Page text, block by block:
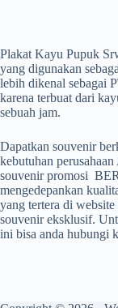
Plakat Kayu Pupuk
yang digunakan
lebih dikenal sebagai
karena terbuat dari
sebuah jam.
Dapatkan souvenir
kebutuhan
souvenir promosi
mengedepankan
yang tertera di
souvenir eksklusif.
ini bisa anda hubungi